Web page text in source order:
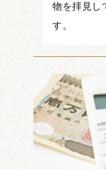
物を拝見し
す。